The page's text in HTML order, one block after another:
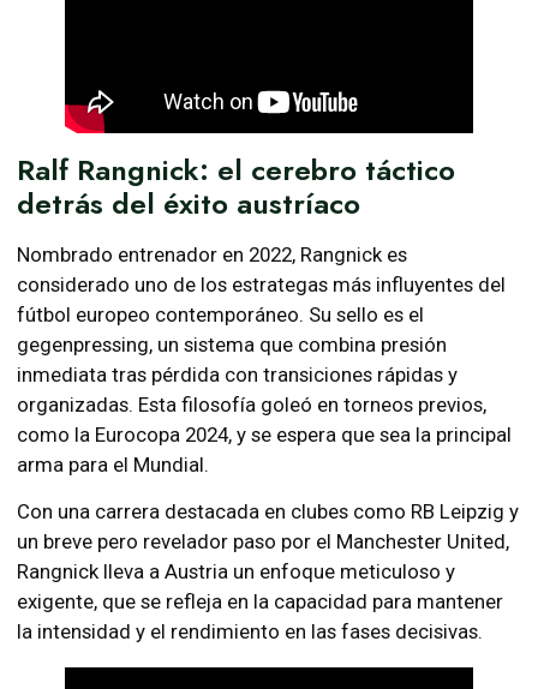
Ralf Rangnick: el cerebro táctico
detrás del éxito austríaco
Nombrado entrenador en 2022, Rangnick es
considerado uno de los estrategas más influyentes del
fútbol europeo contemporáneo. Su sello es el
gegenpressing, un sistema que combina presión
inmediata tras pérdida con transiciones rápidas y
organizadas. Esta filosofía goleó en torneos previos,
como la Eurocopa 2024, y se espera que sea la principal
arma para el Mundial.
Con una carrera destacada en clubes como RB Leipzig y
un breve pero revelador paso por el Manchester United,
Rangnick lleva a Austria un enfoque meticuloso y
exigente, que se refleja en la capacidad para mantener
la intensidad y el rendimiento en las fases decisivas.